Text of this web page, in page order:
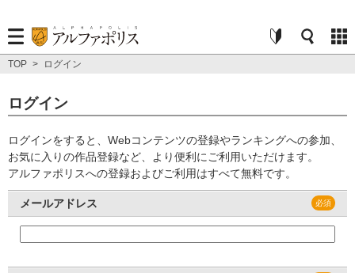
TOP > ログイン
ログイン
ログインをすると、Webコンテンツの登録やランキングへの参加、
お気に入りの作品登録など、より便利にご利用いただけます。
アルファポリスへの登録およびご利用はすべて無料です。
メールアドレス